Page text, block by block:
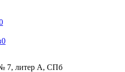
0
7, литер А, СПб